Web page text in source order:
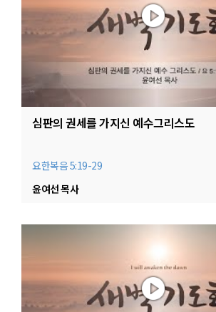
심판의 권세를 가지신 예수그리스도
요한복음 5:19-29
윤여선 목사